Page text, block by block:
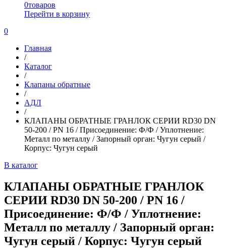
0товаров
Перейти в корзину
0
Главная
/
Каталог
/
Клапаны обратные
/
АДЛ
/
КЛАПАНЫ ОБРАТНЫЕ ГРАНЛОК СЕРИИ RD30 DN
50-200 / PN 16 / Присоединение: Ф/Ф / Уплотнение:
Металл по металлу / Запорный орган: Чугун серый /
Корпус: Чугун серый
В каталог
КЛАПАНЫ ОБРАТНЫЕ ГРАНЛОК
СЕРИИ RD30 DN 50-200 / PN 16 /
Присоединение: Ф/Ф / Уплотнение:
Металл по металлу / Запорный орган:
Чугун серый / Корпус: Чугун серый